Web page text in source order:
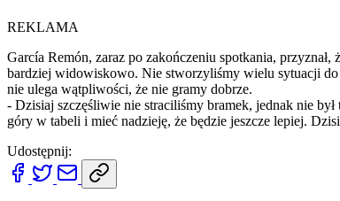
REKLAMA
García Remón, zaraz po zakończeniu spotkania, przyznał,
bardziej widowiskowo. Nie stworzyliśmy wielu sytuacji
nie ulega wątpliwości, że nie gramy dobrze.
- Dzisiaj szczęśliwie nie straciliśmy bramek, jednak nie
góry w tabeli i mieć nadzieję, że będzie jeszcze lepiej.
Udostępnij: